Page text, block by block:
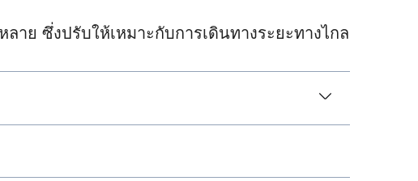
าย ซึ่งปรับให้เหมาะกับการเดินทางระยะทางไกล